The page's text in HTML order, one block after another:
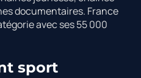
documentaires. France
avec ses 55 000
sport